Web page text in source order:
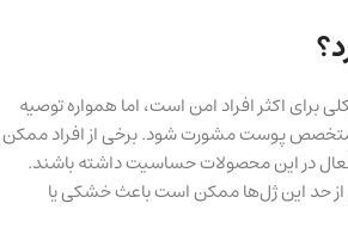
برای اکثر افراد امن است، اما همواره توصیه
متخصص پوست مشورت شود. برخی از افراد ممکن
در این محصولات حساسیت داشته باشند.
از حد این ژل‌ها ممکن است باعث خشکی یا